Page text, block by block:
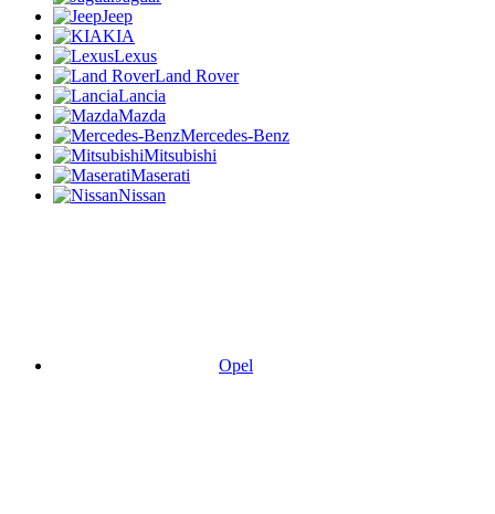
Jeep
KIA
Lexus
Land Rover
Lancia
Mazda
Mercedes-Benz
Mitsubishi
Maserati
Nissan
Opel